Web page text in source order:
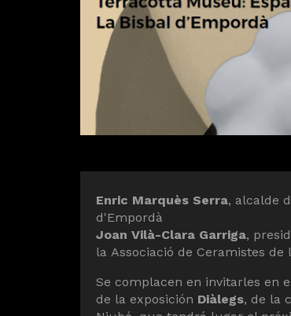
Enric Marquès Serra, alcalde
d'Empordà
Joan Vilà-Clara Garriga,
la Associació de Ceramistes de
Se complacen en invitarles en
de la exposición Diàlegs, de la